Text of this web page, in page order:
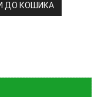
ДО КОШИКА